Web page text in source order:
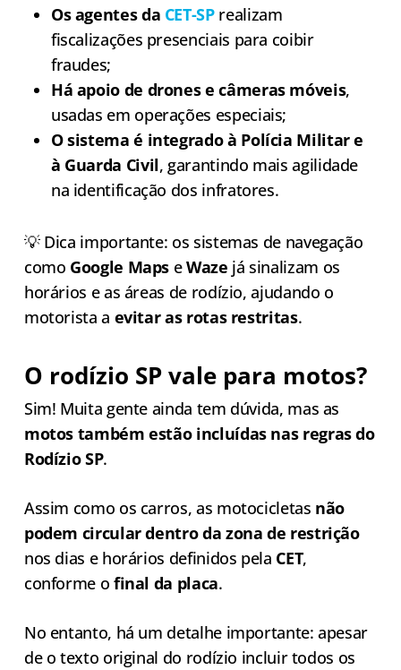
Os agentes da CET-SPrealizam
fiscalizações presenciais para coibir
fraudes;
Há apoio de drones e câmeras móveis,
usadas em operações especiais;
O sistema é integrado à Polícia Militar e
à Guarda Civil, garantindo mais agilidade
na identificação dos infratores.
💡 Dica importante: os sistemas de navegação
como Google Maps eWaze já sinalizam os
horários e as áreas de rodízio, ajudando o
motorista a evitar as rotas restritas.
O rodízio SP vale para motos?
Sim! Muita gente ainda tem dúvida, mas as
motos também estão incluídas nas regras do
Rodízio SP.
Assim como os carros, as motocicletas não
podem circular dentro da zona de restrição
nos dias e horários definidos pela CET,
conforme o final da placa.
No entanto, há um detalhe importante: apesar
de o texto original do rodízio incluir todos os